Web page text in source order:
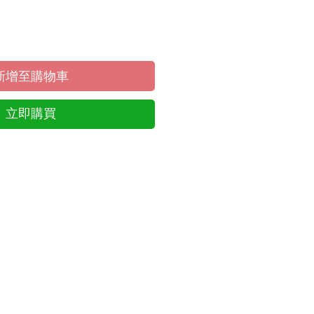
增至購物車
立即購買